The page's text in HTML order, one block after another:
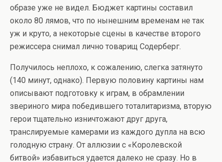
образе уже не видел. Бюджет картины составил
около 80 лямов, что по нынешним временам не так
уж и круто, а некоторые сцены в качестве второго
режиссера снимал лично товарищ Содерберг.
Получилось неплохо, к сожалению, слегка затянуто
(140 минут, однако). Первую половину картины нам
описывают подготовку к играм, в обрамлении
звериного мира победившего тоталитаризма, вторую
герои тщательно изничтожают друг друга,
транслируемые камерами из каждого дупла на всю
голодную страну. От аллюзии с «Королевской
битвой» избавиться удается далеко не сразу. Но в